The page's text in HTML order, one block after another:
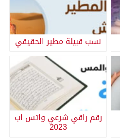
نسب قبيلة مطير الحقيقي
رقم راقي شرعي واتس اب
2023